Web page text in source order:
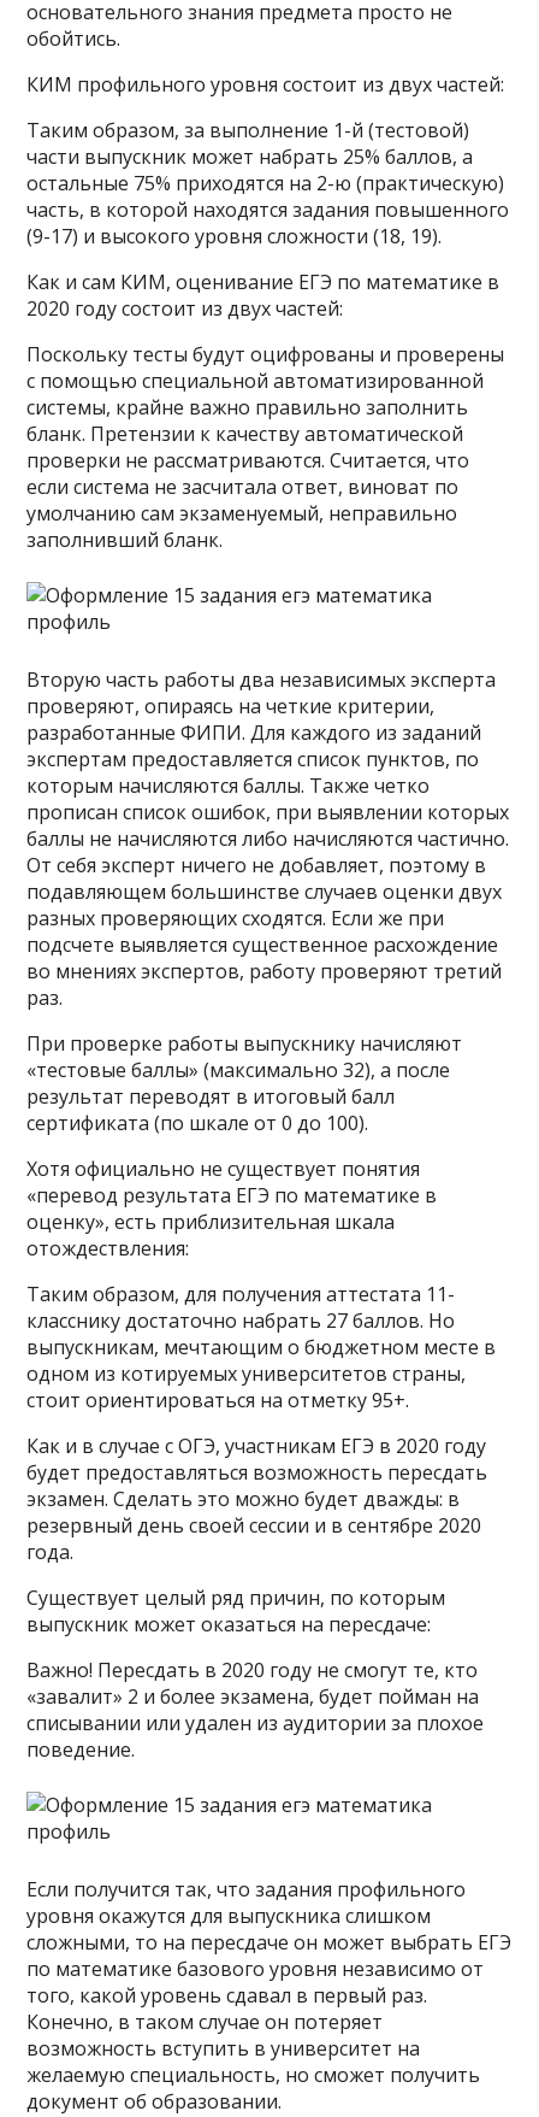
основательного знания предмета просто не
обойтись.
КИМ профильного уровня состоит из двух частей:
Таким образом, за выполнение 1-й (тестовой)
части выпускник может набрать 25% баллов, а
остальные 75% приходятся на 2-ю (практическую)
часть, в которой находятся задания повышенного
(9-17) и высокого уровня сложности (18, 19).
Как и сам КИМ, оценивание ЕГЭ по математике в
2020 году состоит из двух частей:
Поскольку тесты будут оцифрованы и проверены
с помощью специальной автоматизированной
системы, крайне важно правильно заполнить
бланк. Претензии к качеству автоматической
проверки не рассматриваются. Считается, что
если система не засчитала ответ, виноват по
умолчанию сам экзаменуемый, неправильно
заполнивший бланк.
Вторую часть работы два независимых эксперта
проверяют, опираясь на четкие критерии,
разработанные ФИПИ. Для каждого из заданий
экспертам предоставляется список пунктов, по
которым начисляются баллы. Также четко
прописан список ошибок, при выявлении которых
баллы не начисляются либо начисляются частично.
От себя эксперт ничего не добавляет, поэтому в
подавляющем большинстве случаев оценки двух
разных проверяющих сходятся. Если же при
подсчете выявляется существенное расхождение
во мнениях экспертов, работу проверяют третий
раз.
При проверке работы выпускнику начисляют
«тестовые баллы» (максимально 32), а после
результат переводят в итоговый балл
сертификата (по шкале от 0 до 100).
Хотя официально не существует понятия
«перевод результата ЕГЭ по математике в
оценку», есть приблизительная шкала
отождествления:
Таким образом, для получения аттестата 11-
класснику достаточно набрать 27 баллов. Но
выпускникам, мечтающим о бюджетном месте в
одном из котируемых университетов страны,
стоит ориентироваться на отметку 95+.
Как и в случае с ОГЭ, участникам ЕГЭ в 2020 году
будет предоставляться возможность пересдать
экзамен. Сделать это можно будет дважды: в
резервный день своей сессии и в сентябре 2020
года.
Существует целый ряд причин, по которым
выпускник может оказаться на пересдаче:
Важно! Пересдать в 2020 году не смогут те, кто
«завалит» 2 и более экзамена, будет пойман на
списывании или удален из аудитории за плохое
поведение.
Если получится так, что задания профильного
уровня окажутся для выпускника слишком
сложными, то на пересдаче он может выбрать ЕГЭ
по математике базового уровня независимо от
того, какой уровень сдавал в первый раз.
Конечно, в таком случае он потеряет
возможность вступить в университет на
желаемую специальность, но сможет получить
документ об образовании.